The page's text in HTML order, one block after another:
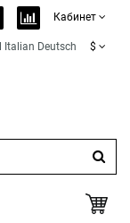
Кабинет
Italian Deutsch $